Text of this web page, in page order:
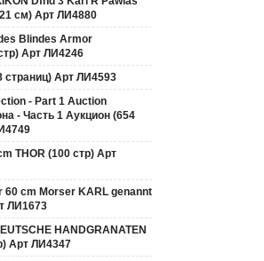
см) Арт ЛИ4880
Blindes Armor
Арт ЛИ4246
страниц) Арт ЛИ4593
- Part 1 Auction
- Часть 1 Аукцион (654
THOR (100 стр) Арт
60 cm Morser KARL genannt
ЛИ1673
HANDGRANATEN
Арт ЛИ4347